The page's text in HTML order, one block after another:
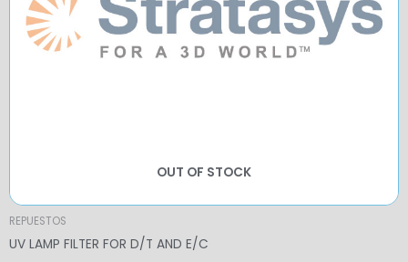
OUT OF STOCK
REPUESTOS
UV LAMP FILTER FOR D/T AND E/C